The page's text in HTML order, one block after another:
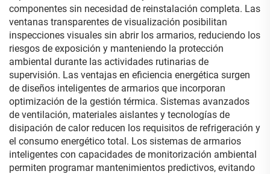
componentes sin necesidad de reinstalación completa. Las
ventanas transparentes de visualización posibilitan
inspecciones visuales sin abrir los armarios, reduciendo los
riesgos de exposición y manteniendo la protección
ambiental durante las actividades rutinarias de
supervisión. Las ventajas en eficiencia energética surgen
de diseños inteligentes de armarios que incorporan
optimización de la gestión térmica. Sistemas avanzados
de ventilación, materiales aislantes y tecnologías de
disipación de calor reducen los requisitos de refrigeración y
el consumo energético total. Los sistemas de armarios
inteligentes con capacidades de monitorización ambiental
permiten programar mantenimientos predictivos, evitando